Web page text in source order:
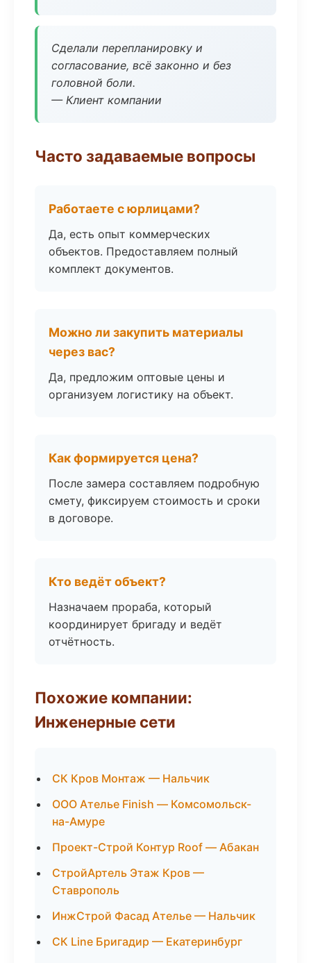
Сделали перепланировку и
согласование, всё законно и без
головной боли.
— Клиент компании
Часто задаваемые вопросы
Работаете с юрлицами?
Да, есть опыт коммерческих
объектов. Предоставляем полный
комплект документов.
Можно ли закупить материалы
через вас?
Да, предложим оптовые цены и
организуем логистику на объект.
Как формируется цена?
После замера составляем подробную
смету, фиксируем стоимость и сроки
в договоре.
Кто ведёт объект?
Назначаем прораба, который
координирует бригаду и ведёт
отчётность.
Похожие компании:
Инженерные сети
СК Кров Монтаж — Нальчик
ООО Ателье Finish — Комсомольск-
на-Амуре
Проект-Строй Контур Roof — Абакан
СтройАртель Этаж Кров —
Ставрополь
ИнжСтрой Фасад Ателье — Нальчик
СК Line Бригадир — Екатеринбург